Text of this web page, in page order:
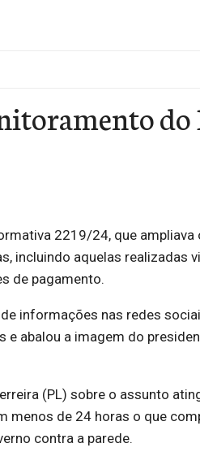
do
2219/24, que ampliava
incluindo aquelas realizadas
de pagamento.
informações nas redes
e abalou a imagem do
(PL) sobre o assunto
menos de 24 horas o que
contra a parede.